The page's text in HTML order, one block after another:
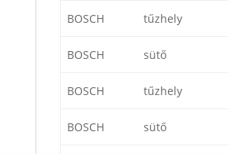
BOSCH tűzhely
BOSCH sütő
BOSCH tűzhely
BOSCH sütő